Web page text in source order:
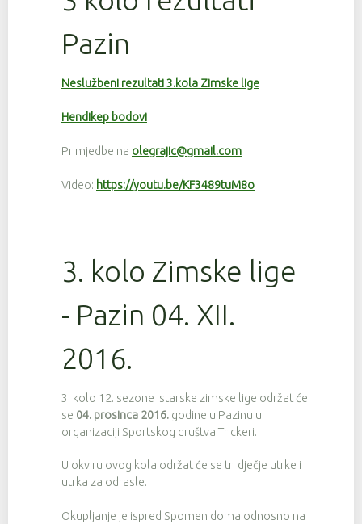
Pazin
Neslužbeni rezultati 3.kola Zimske lige
Hendikep bodovi
Primjedbe na olegrajic@gmail.com
Video: https://youtu.be/KF3489tuM8o
3. kolo Zimske lige
- Pazin 04. XII.
2016.
3. kolo 12. sezone Istarske zimske lige održat će
se 04. prosinca 2016. godine u Pazinu u
organizaciji Sportskog društva Trickeri.
U okviru ovog kola održat će se tri dječje utrke i
utrka za odrasle.
Okupljanje je ispred Spomen doma odnosno na